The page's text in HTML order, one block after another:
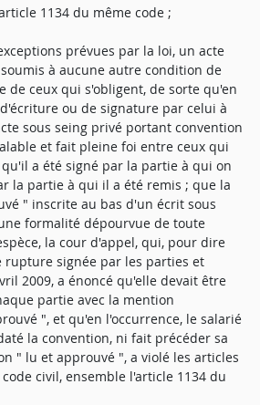
1134 du même code ;
prévues par la loi, un acte
à aucune autre condition de
de ceux qui s'obligent, de sorte qu'en
ou de signature par celui à
sous seing privé portant convention
et fait pleine foi entre ceux qui
a été signé par la partie à qui on
la partie à qui il a été remis ; que la
" inscrite au bas d'un écrit sous
formalité dépourvue de toute
la cour d'appel, qui, pour dire
rupture signée par les parties et
2009, a énoncé qu'elle devait être
partie avec la mention
", et qu'en l'occurrence, le salarié
la convention, ni fait précéder sa
" lu et approuvé ", a violé les articles
civil, ensemble l'article 1134 du